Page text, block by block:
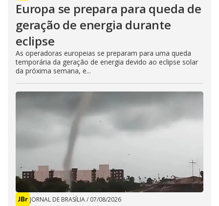
Europa se prepara para queda de
geração de energia durante
eclipse
As operadoras europeias se preparam para uma queda
temporária da geração de energia devido ao eclipse solar
da próxima semana, e...
JORNAL DE BRASÍLIA/ 07/08/2026